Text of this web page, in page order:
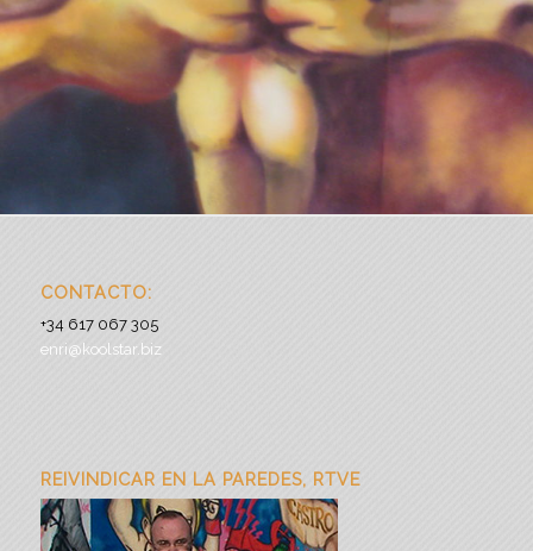
CONTACTO:
+34 617 067 305
enri@koolstar.biz
REIVINDICAR EN LA PAREDES, RTVE